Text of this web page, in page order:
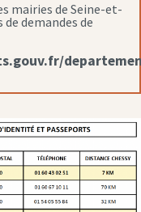
mairies de Seine-et-
demandes de